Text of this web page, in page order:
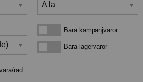
Bara kampanjvarorBara kampanjvaror
Bara lagervarorBara lagervaror
rad